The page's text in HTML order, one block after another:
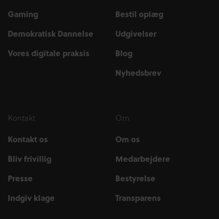
Gaming
Demokratisk Dannelse
Vores digitale praksis
Bestil oplæg
Udgivelser
Blog
Nyhedsbrev
Kontakt
Kontakt os
Bliv frivillig
Presse
Indgiv klage
Om
Om os
Medarbejdere
Bestyrelse
Transparens